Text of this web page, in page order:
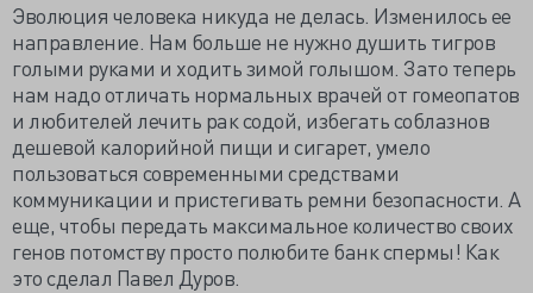
Эволюция человека никуда не делась. Изменилось ее
направление. Нам больше не нужно душить тигров
голыми руками и ходить зимой голышом. Зато теперь
нам надо отличать нормальных врачей от гомеопатов
и любителей лечить рак содой, избегать соблазнов
дешевой калорийной пищи и сигарет, умело
пользоваться современными средствами
коммуникации и пристегивать ремни безопасности. А
еще, чтобы передать максимальное количество своих
генов потомству просто полюбите банк спермы! Как
это сделал Павел Дуров.